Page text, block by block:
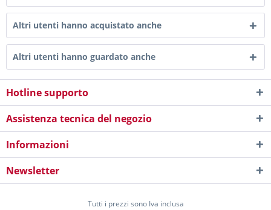
Altri utenti hanno acquistato anche
Altri utenti hanno guardato anche
Hotline supporto
Assistenza tecnica del negozio
Informazioni
Newsletter
Tutti i prezzi sono Iva inclusa